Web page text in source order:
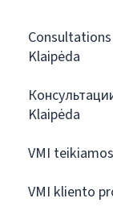
Klaipėda
Klaipėda
VMI
VMI kliento